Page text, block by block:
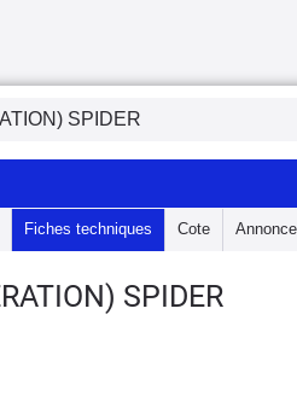
SPIDER
Fiches techniques Cote
SPIDER